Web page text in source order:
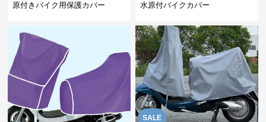
原付きバイク用保護カバー
水原付バイクカバー
SALE